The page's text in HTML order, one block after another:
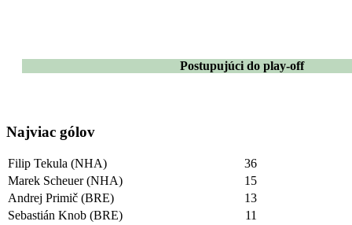
Postupujúci do play-off
Najviac gólov
Filip Tekula (NHA)
36
Marek Scheuer (NHA)
15
Andrej Primič (BRE)
13
Sebastián Knob (BRE)
11